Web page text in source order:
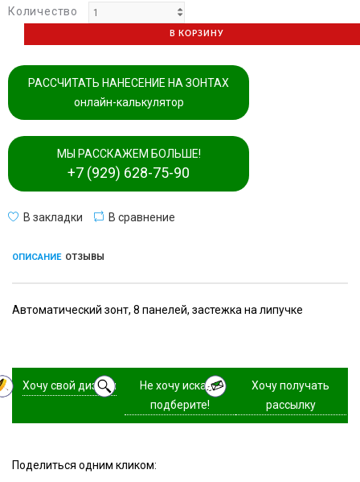
Количество
В КОРЗИНУ
РАССЧИТАТЬ НАНЕСЕНИЕ НА ЗОНТАХ
онлайн-калькулятор
МЫ РАССКАЖЕМ БОЛЬШЕ!
+7 (929) 628-75-90
В закладки В сравнение
ОПИСАНИЕ ОТЗЫВЫ
Автоматический зонт, 8 панелей, застежка на липучке
Хочу свой дизайн
Не хочу искать,
подберите!
Хочу получать
рассылку
Поделиться одним кликом: